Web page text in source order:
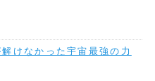
けなかった宇宙最強の力